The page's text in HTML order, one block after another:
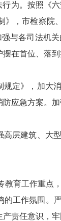
为。按照《
，市检察
与各司法机
在首位、落
定》，加大
应急方案。
建筑、大
育工作重点
工作氛围。
责任意识，